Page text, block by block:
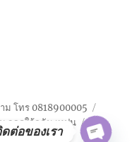
ม โทร 0818900005
จอดใก้ลฉัน เทปูน
ต่อของเรา